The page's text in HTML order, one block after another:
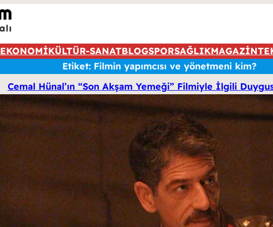
EKONOMİKÜLTÜR-SANATBLOGSPORSAĞLIKMAGAZİN
Etiket: Filmin yapımcısı ve yönetmeni kim?
Cemal Hünal’ın “Son Akşam Yemeği” Filmiyle İlgili